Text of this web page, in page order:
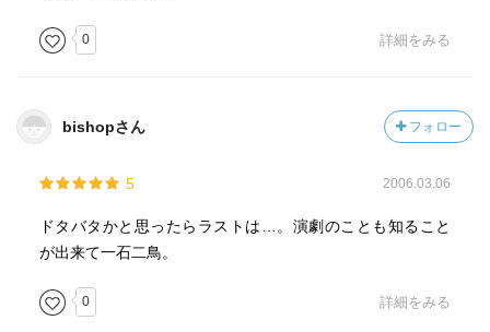
0 詳細をみる
bishopさん フォロー
5 2006.03.06
ドタバタかと思ったらラストは…。演劇のことも知ること
が出来て一石二鳥。
0 詳細をみる